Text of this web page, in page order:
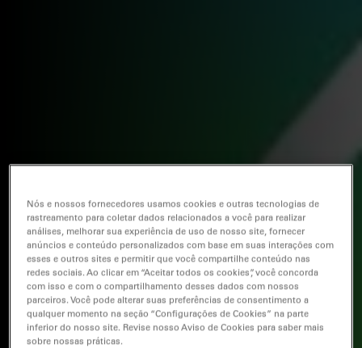
Nós e nossos fornecedores usamos cookies e outras tecnologias de
rastreamento para coletar dados relacionados a você para realizar
análises, melhorar sua experiência de uso de nosso site, fornecer
anúncios e conteúdo personalizados com base em suas interações com
esses e outros sites e permitir que você compartilhe conteúdo nas
redes sociais. Ao clicar em “Aceitar todos os cookies”, você concorda
com isso e com o compartilhamento desses dados com nossos
parceiros. Você pode alterar suas preferências de consentimento a
qualquer momento na seção “Configurações de Cookies” na parte
inferior do nosso site. Revise nosso Aviso de Cookies para saber mais
sobre nossas práticas.